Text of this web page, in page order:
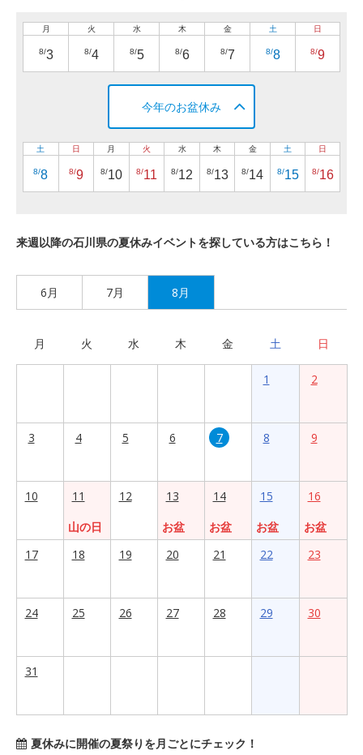
月
8/3
火
8/4
水
8/5
木
8/6
金
8/7
土
8/8
日
8/9
今年のお盆休み
土
8/8
日
8/9
月
8/10
火
8/11
水
8/12
木
8/13
金
8/14
土
8/15
日
8/16
来週以降の石川県の夏休みイベントを探している方はこちら！
6月 7月 8月
月 火 水 木 金 土 日
1 2
3 4 5 6 7 8 9
10
11
山の日
12
13
お盆
14
お盆
15
お盆
16
お盆
17
18 19 20 21 22 23
24 25 26 27 28 29 30
31
夏休みに開催の夏祭りを月ごとにチェック！